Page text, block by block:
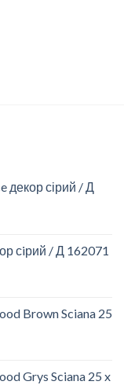
декор сірий / Д
сiрий / Д 162071
Brown Sciana 25
Grys Sciana 25 x